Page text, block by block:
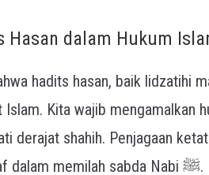
Hasan dalam Hukum
hadits hasan, baik lidzatihi
Kita wajib mengamalkan
derajat shahih. Penjagaan
metodologi ulama salaf dalam memilah sabda Nabi ﷺ.